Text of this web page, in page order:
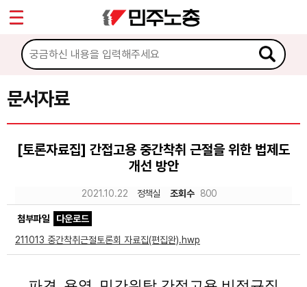
문서자료
[토론자료집] 간접고용 중간착취 근절을 위한 법제도
개선 방안
2021.10.22 정책실 조회수 800
첨부파일
다운로드
211013 중간착취근절토론회 자료집(편집완).hwp
마이페이지
소개
소식
문서자료
이미지자료
Sketchbook5, 스케치북5
Sketchbook5, 스케치북5